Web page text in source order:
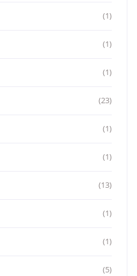
(1)
(1)
(1)
(23)
(1)
(1)
(13)
(1)
(1)
(5)